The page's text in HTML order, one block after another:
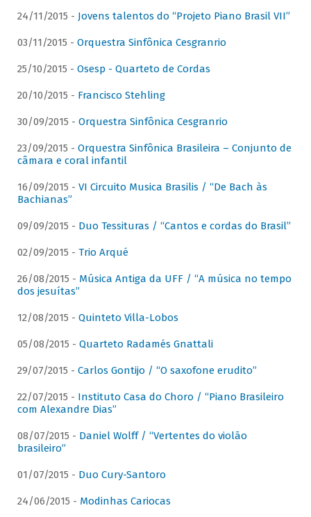
24/11/2015 - Jovens talentos do “Projeto Piano Brasil VII”
03/11/2015 - Orquestra Sinfônica Cesgranrio
25/10/2015 - Osesp - Quarteto de Cordas
20/10/2015 - Francisco Stehling
30/09/2015 - Orquestra Sinfônica Cesgranrio
23/09/2015 - Orquestra Sinfônica Brasileira – Conjunto de
câmara e coral infantil
16/09/2015 - VI Circuito Musica Brasilis / “De Bach às
Bachianas”
09/09/2015 - Duo Tessituras / “Cantos e cordas do Brasil”
02/09/2015 - Trio Arqué
26/08/2015 - Música Antiga da UFF / “A música no tempo
dos jesuítas”
12/08/2015 - Quinteto Villa-Lobos
05/08/2015 - Quarteto Radamés Gnattali
29/07/2015 - Carlos Gontijo / “O saxofone erudito”
22/07/2015 - Instituto Casa do Choro / “Piano Brasileiro
com Alexandre Dias”
08/07/2015 - Daniel Wolff / “Vertentes do violão
brasileiro”
01/07/2015 - Duo Cury-Santoro
24/06/2015 - Modinhas Cariocas